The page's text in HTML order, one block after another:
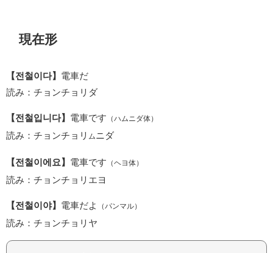
現在形
【전철이다】 電車だ
読み：チョンチョリダ
【전철입니다】 電車です （ハムニダ体）
読み：チョンチョリ ムニダ
【전철이에요】 電車です （ヘヨ体）
読み：チョンチョリエヨ
【전철이야】 電車だよ （パンマル）
読み：チョンチョリヤ